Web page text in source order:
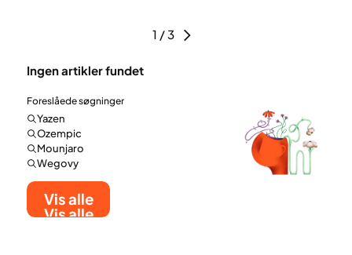
1 / 3
Ingen artikler fundet
Foreslåede søgninger
Yazen
Ozempic
Mounjaro
Wegovy
Vis alle
Vis alle